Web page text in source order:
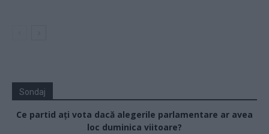
Sondaj
Ce partid ați vota dacă alegerile parlamentare ar avea
loc duminica viitoare?